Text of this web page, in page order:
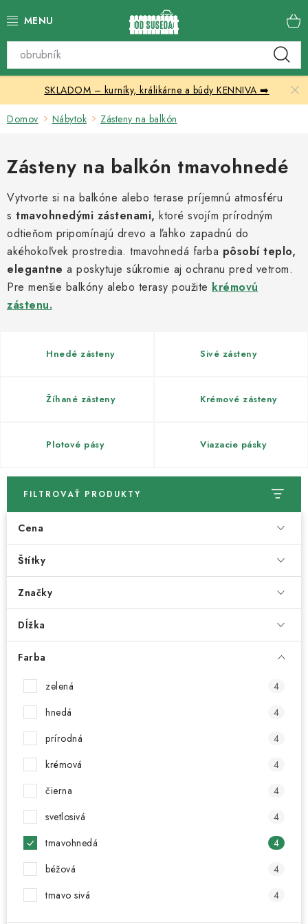
na
Katalóg produktov
Skleníky
Chovateľské potreby
Prístrešky
Vonkajšia dlažba
Kontakty
Kachle
SKLADOM – kurníky, králikárne a búdy KENNIVA ➡️
Domov Nábytok Zásteny na balkón
Zásteny na balkón tmavohnedé
Vytvorte si na balkóne alebo terase príjemnú atmosféru
s tmavohnedými zástenami, ktoré svojím prírodným
odtieňom pripomínajú drevo a ľahko zapadnú do
akéhokoľvek prostredia. tmavohnedá farba pôsobí teplo,
elegantne a poskytuje súkromie aj ochranu pred vetrom.
Pre menšie balkóny alebo terasy použite krémovú
zástenu.
Hnedé zásteny Sivé zásteny
Žíhané zásteny Krémové zásteny
Plotové pásy Viazacie pásky
FILTROVAŤ PRODUKTY
Cena
Štítky
Značky
Dĺžka
Farba
zelená
4
hnedá
4
prírodná
4
krémová
4
čierna
4
svetlosivá
4
tmavohnedá
4
béžová
4
tmavo sivá
4